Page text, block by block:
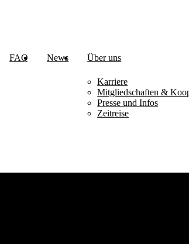
FAQ News Über uns
Karriere
Mitgliedschaften &
Presse und Infos
Zeitreise